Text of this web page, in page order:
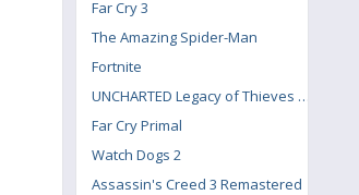
Far Cry 3
The Amazing Spider-Man
Fortnite
UNCHARTED Legacy of Thieves Collection
Far Cry Primal
Watch Dogs 2
Assassin's Creed 3 Remastered